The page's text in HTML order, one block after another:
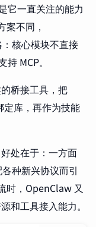
它一直关注的能力
案不同，
核心模块不直接
MCP。
桥接工具，把
定库，再作为技能
处在于：一方面
种新兴协议而引
时，OpenClaw 又
和工具接入能力。